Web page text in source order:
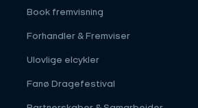
Book fremvisning
Forhandler & Fremviser
Ulovlige elcykler
Fanø Dragefestival